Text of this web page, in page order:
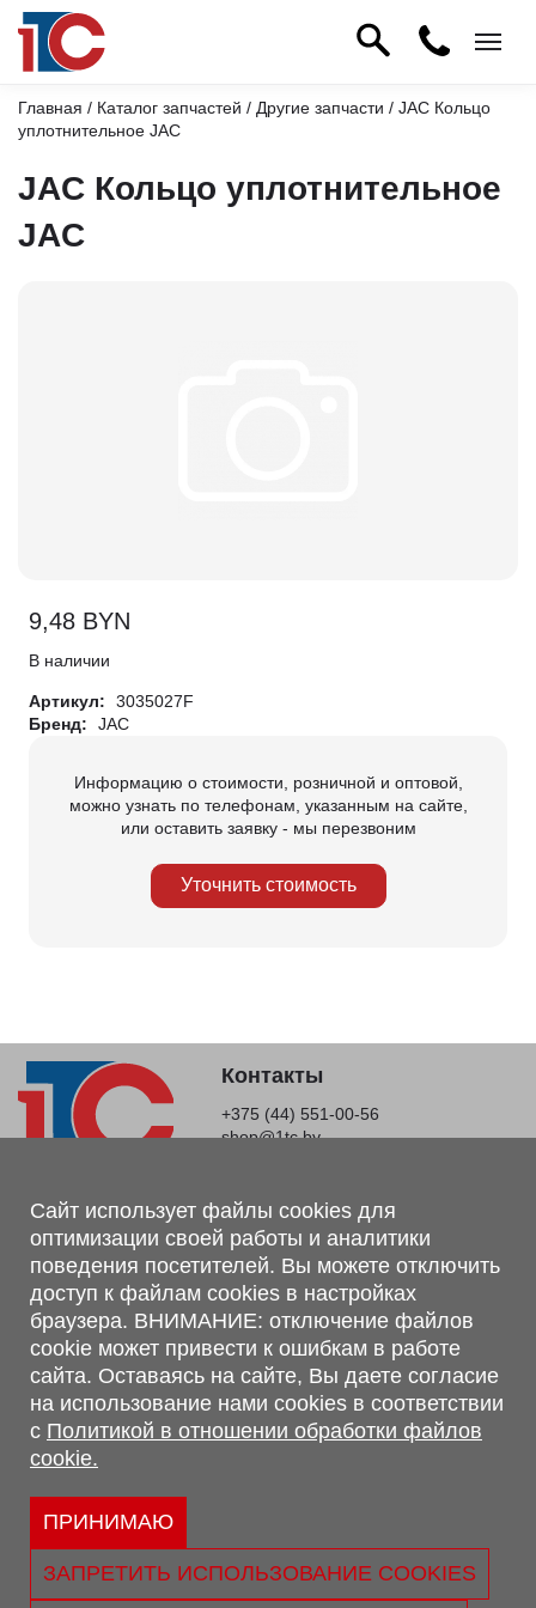
Главная / Каталог запчастей / Другие запчасти / JAC Кольцо
уплотнительное JAC
JAC Кольцо уплотнительное
JAC
9,48 BYN
В наличии
Артикул:
3035027F
Бренд:
JAC
Информацию о стоимости, розничной и оптовой,
можно узнать по телефонам, указанным на сайте,
или оставить заявку - мы перезвоним
Уточнить стоимость
Контакты
+375 (44) 551-00-56
shop@1tc.by
Магазин, склад
г. Минск, Минский р-н, п. Привольный, ул. Мира, 20А,
223062
г. Брест, ул. Лейтенанта Рябцева, 108 В, 224701
Обращаем Ваше внимание, что вся предоставленная на сайте
информация, касающаяся комплектаций, технических
характеристик, цветовых сочетаний, а также стоимости и
сервисного обслуживания носит информационный характер и
не является публичной офертой, определяемой п.2 ст.407
Гражданского кодекса Республики Беларусь.
Политика обработки персональных данных
Политикой в отношении обработки файлов cookie.
Сайт использует файлы cookies для
оптимизации своей работы и аналитики
поведения посетителей. Вы можете отключить
доступ к файлам cookies в настройках
браузера. ВНИМАНИЕ: отключение файлов
cookie может привести к ошибкам в работе
сайта. Оставаясь на сайте, Вы даете согласие
на использование нами cookies в соответствии
с Политикой в отношении обработки файлов
cookie.
ПРИНИМАЮ
ЗАПРЕТИТЬ ИСПОЛЬЗОВАНИЕ COOKIES